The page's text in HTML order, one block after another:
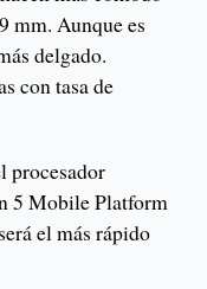
mm. Aunque es
delgado.
con tasa de
procesador
5 Mobile Platform
el más rápido